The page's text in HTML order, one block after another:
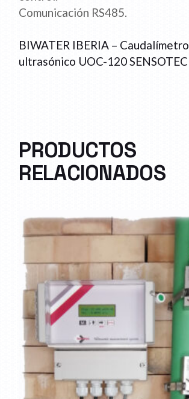
Comunicación RS485.
BIWATER IBERIA – Caudalímetro
ultrasónico UOC-120 SENSOTEC
PRODUCTOS
RELACIONADOS